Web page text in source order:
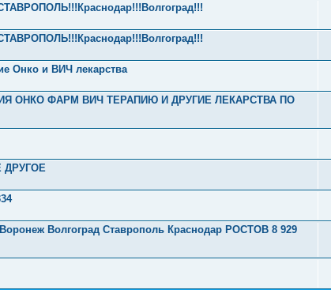
Онко и ВИЧ лекарства
ОНКО ФАРМ ВИЧ ТЕРАПИЮ И ДРУГИЕ ЛЕКАРСТВА ПО
ДРУГОЕ
Волгоград Ставрополь Краснодар РОСТОВ 8 929